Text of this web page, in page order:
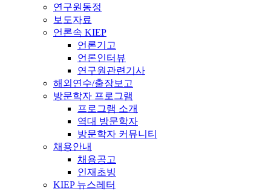
연구원동정
보도자료
언론속 KIEP
언론기고
언론인터뷰
연구원관련기사
해외연수/출장보고
방문학자 프로그램
프로그램 소개
역대 방문학자
방문학자 커뮤니티
채용안내
채용공고
인재초빙
KIEP 뉴스레터